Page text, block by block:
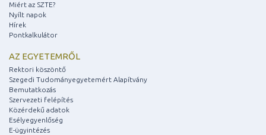
Miért az SZTE?
Nyílt napok
Hírek
Pontkalkulátor
AZ EGYETEMRŐL
Rektori köszöntő
Szegedi Tudományegyetemért Alapítvány
Bemutatkozás
Szervezeti felépítés
Közérdekű adatok
Esélyegyenlőség
E-ügyintézés